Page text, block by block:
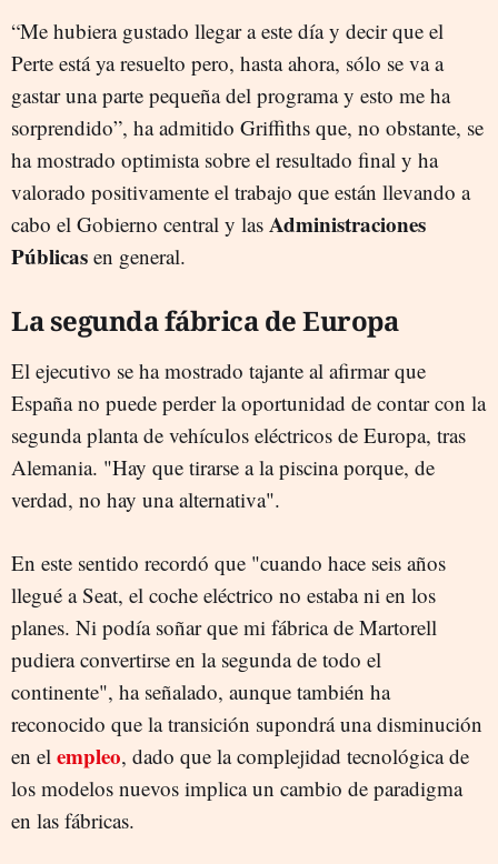
“Me hubiera gustado llegar a este día y decir que el
Perte está ya resuelto pero, hasta ahora, sólo se va a
gastar una parte pequeña del programa y esto me ha
sorprendido”, ha admitido Griffiths que, no obstante, se
ha mostrado optimista sobre el resultado final y ha
valorado positivamente el trabajo que están llevando a
cabo el Gobierno central y las Administraciones
Públicas en general.
La segunda fábrica de Europa
El ejecutivo se ha mostrado tajante al afirmar que
España no puede perder la oportunidad de contar con la
segunda planta de vehículos eléctricos de Europa, tras
Alemania. "Hay que tirarse a la piscina porque, de
verdad, no hay una alternativa".
En este sentido recordó que "cuando hace seis años
llegué a Seat, el coche eléctrico no estaba ni en los
planes. Ni podía soñar que mi fábrica de Martorell
pudiera convertirse en la segunda de todo el
continente", ha señalado, aunque también ha
reconocido que la transición supondrá una disminución
en el empleo, dado que la complejidad tecnológica de
los modelos nuevos implica un cambio de paradigma
en las fábricas.